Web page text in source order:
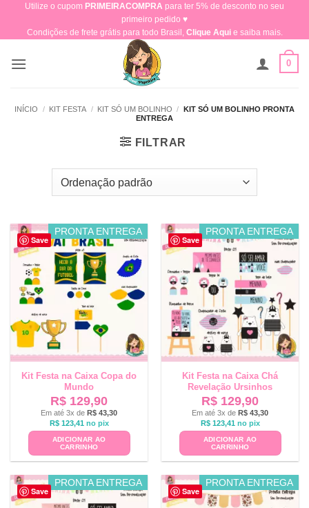
content
Utilize o cupom PRIMEIRACOMPRA para ter 5% de desconto no seu
primeiro pedido ♥​
Condições de frete grátis para todo Brasil, Clique Aquie saiba mais.
0
INÍCIO / KIT FESTA / KIT SÓ UM BOLINHO / KIT SÓ UM BOLINHO PRONTA
ENTREGA
FILTRAR
Save
PRONTA ENTREGA
Kit Festa na Caixa Copa do
Mundo
R$ 129,90
Em até 3x de R$ 43,30
R$123,41 no pix
ADICIONAR AO
CARRINHO
Save
PRONTA ENTREGA
Kit Festa na Caixa Chá
Revelação Ursinhos
R$ 129,90
Em até 3x de R$ 43,30
R$123,41 no pix
ADICIONAR AO
CARRINHO
Save
PRONTA ENTREGA
Save
PRONTA ENTREGA